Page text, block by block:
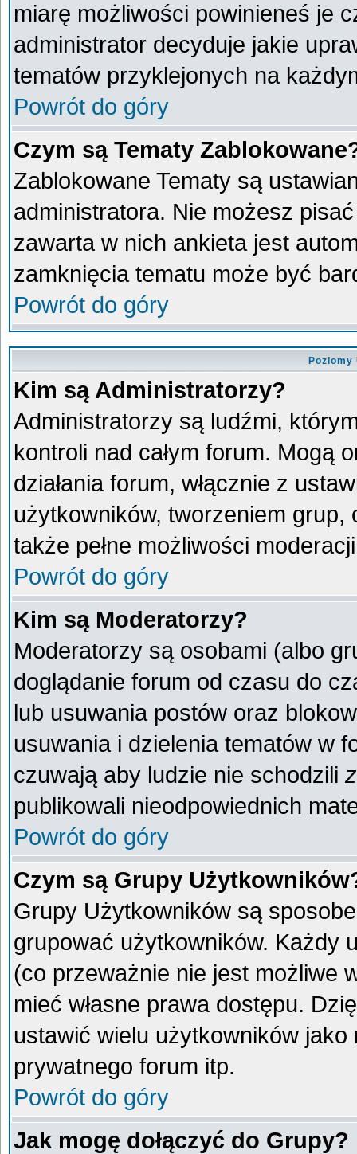
miarę możliwości powinieneś je
administrator decyduje jakie
tematów przyklejonych na
Powrót do góry
Czym są Tematy
Zablokowane Tematy są
administratora. Nie możesz
zawarta w nich ankieta jest
zamknięcia tematu może być
Powrót do góry
Kim są Administratorzy?
Administratorzy są ludźmi,
kontroli nad całym forum. Mogą
działania forum, włącznie z
użytkowników, tworzeniem
także pełne możliwości
Powrót do góry
Kim są Moderatorzy?
Moderatorzy są osobami (albo
doglądanie forum od czasu do
lub usuwania postów oraz
usuwania i dzielenia tematów w
czuwają aby ludzie nie schodzili
publikowali nieodpowiednich
Powrót do góry
Czym są Grupy
Grupy Użytkowników są
grupować użytkowników. Każdy
(co przeważnie nie jest możliwe
mieć własne prawa dostępu.
ustawić wielu użytkowników
prywatnego forum itp.
Powrót do góry
Jak mogę dołączyć do Grupy?